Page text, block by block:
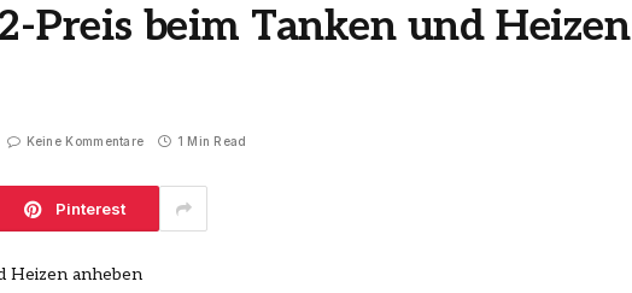
Preis beim Tanken und Heizen
Keine Kommentare 1 Min Read
Pinterest